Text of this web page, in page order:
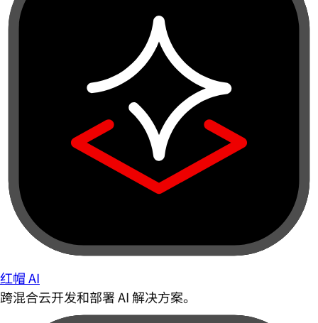
红帽 AI
跨混合云开发和部署 AI 解决方案。